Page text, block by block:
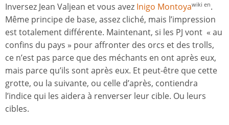
Inversez Jean Valjean et vous avez Inigo Montoyawiki en.
Même principe de base, assez cliché, mais l’impression
est totalement différente. Maintenant, si les PJ vont « au
confins du pays » pour affronter des orcs et des trolls,
ce n’est pas parce que des méchants en ont après eux,
mais parce qu’ils sont après eux. Et peut-être que cette
grotte, ou la suivante, ou celle d’après, contiendra
l’indice qui les aidera à renverser leur cible. Ou leurs
cibles.